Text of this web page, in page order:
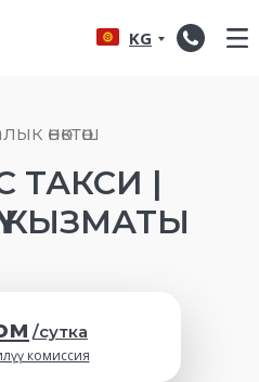
KG
ТАКСИ |
КЫЗМАТЫ
комиссия
/сутка
өнөктөш